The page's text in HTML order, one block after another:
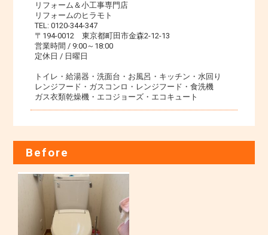
リフォーム＆小工事専門店
リフォームのヒラモト
TEL: 0120-344-347
〒194-0012 東京都町田市金森2-12-13
営業時間 / 9:00～18:00
定休日 / 日曜日
トイレ・給湯器・洗面台・お風呂・キッチン・水回り
レンジフード・ガスコンロ・レンジフード・食洗機
ガス衣類乾燥機・エコジョーズ・エコキュート
Before